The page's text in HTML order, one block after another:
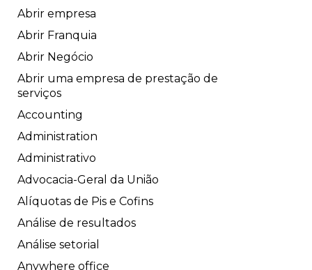
Abrir empresa
Abrir Franquia
Abrir Negócio
Abrir uma empresa de prestação de
serviços
Accounting
Administration
Administrativo
Advocacia-Geral da União
Alíquotas de Pis e Cofins
Análise de resultados
Análise setorial
Anywhere office